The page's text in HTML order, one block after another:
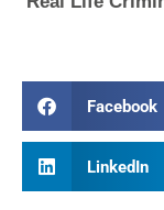
Facebook
LinkedIn